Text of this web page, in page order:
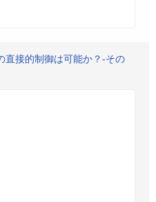
直接的制御は可能か？‐その